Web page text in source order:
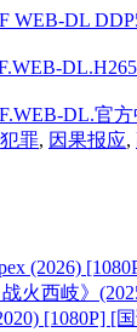
WEB-DL
DL.官
犯罪, 因果报应,
(2026)
战火西岐》
[1080P] [